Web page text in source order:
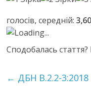
голосів, середній:3,60
Loading...
Сподобалась стаття?
← ДБН В.2.2-3:2018